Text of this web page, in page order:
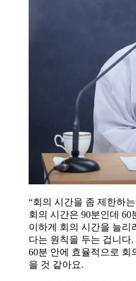
“회의 시간을 좀 제한하
회의 시간은 90분인데
이하게 회의 시간을 늘리
다는 원칙을 두는 겁니다
60분 안에 효율적으로 회
을 것 같아요.